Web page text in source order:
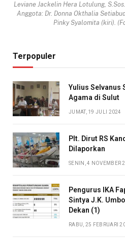
Leviane Jackelin Hera Lotulung,
Anggota: Dr. Donna Okthalia
Pinky Syalomita (kiri).
Terpopuler
Yulius Selvanus
Agama di Sulut
JUMAT, 19 JULI 2024
Plt. Dirut RS
Dilaporkan
SENIN, 4 NOVEMBER
Pengurus IKA
Sintya J.K.
Dekan (1)
RABU, 25 FEBRUARI